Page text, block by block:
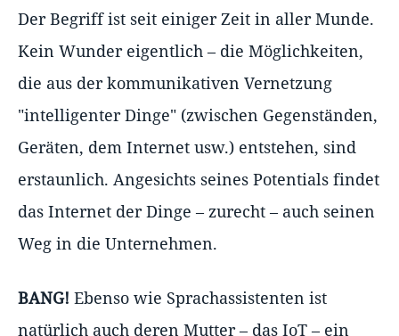
Der Begriff ist seit einiger Zeit in aller Munde.
Kein Wunder eigentlich – die Möglichkeiten,
die aus der kommunikativen Vernetzung
"intelligenter Dinge" (zwischen Gegenständen,
Geräten, dem Internet usw.) entstehen, sind
erstaunlich. Angesichts seines Potentials findet
das Internet der Dinge – zurecht – auch seinen
Weg in die Unternehmen.
BANG! Ebenso wie Sprachassistenten ist
natürlich auch deren Mutter – das IoT – ein